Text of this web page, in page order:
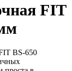
FIT
BS-650